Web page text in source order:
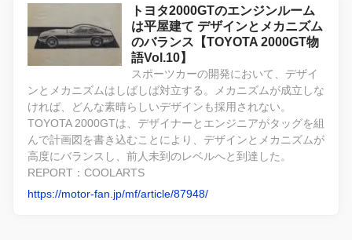
トヨタ2000GTのエンジンルーム
は平屋建て デザインとメカニズム
のバランス【TOYOTA 2000GT物
語Vol.10】
スポーツカーの開発において、デザイ
ンとメカニズムはしばしば対立する。メカニズムが成立しな
ければ、どんな素晴らしいデザインも採用されない。
TOYOTA 2000GTは、デザイナーとエンジニアがタッグを組
んで計画図を書き込むことにより、デザインとメカニズムが
高度にバランスし、前人未到のレベルへと到達した。
REPORT：COOLARTS
https://motor-fan.jp/mf/article/87948/